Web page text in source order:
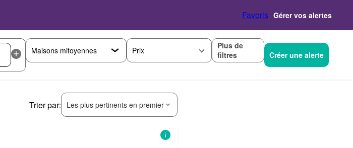
Favoris Gérer vos alertes
Prix
Plus de
filtres
Créer une alerte
Trier par: Les plus pertinents en premier